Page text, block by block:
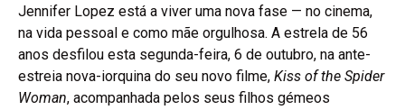
Jennifer Lopez está a viver uma nova fase — no cinema,
na vida pessoal e como mãe orgulhosa. A estrela de 56
anos desfilou esta segunda-feira, 6 de outubro, na ante-
estreia nova-iorquina do seu novo filme, Kiss of the Spider
Woman, acompanhada pelos seus filhos gémeos